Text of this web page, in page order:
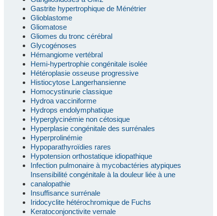
Gastrite hypertrophique de Ménétrier
Glioblastome
Gliomatose
Gliomes du tronc cérébral
Glycogénoses
Hémangiome vertébral
Hemi-hypertrophie congénitale isolée
Hétéroplasie osseuse progressive
Histiocytose Langerhansienne
Homocystinurie classique
Hydroa vacciniforme
Hydrops endolymphatique
Hyperglycinémie non cétosique
Hyperplasie congénitale des surrénales
Hyperprolinémie
Hypoparathyroïdies rares
Hypotension orthostatique idiopathique
Infection pulmonaire à mycobactéries atypiques
Insensibilité congénitale à la douleur liée à une
canalopathie
Insuffisance surrénale
Iridocyclite hétérochromique de Fuchs
Keratoconjonctivite vernale